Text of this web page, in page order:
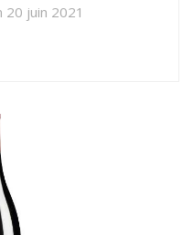
20 juin 2021